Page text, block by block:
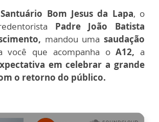
Bom Jesus da Lapa, o
Padre João Batista
mandou umasaudação
você que acompanha oA12, a
em celebrar a grande
o retorno do público.